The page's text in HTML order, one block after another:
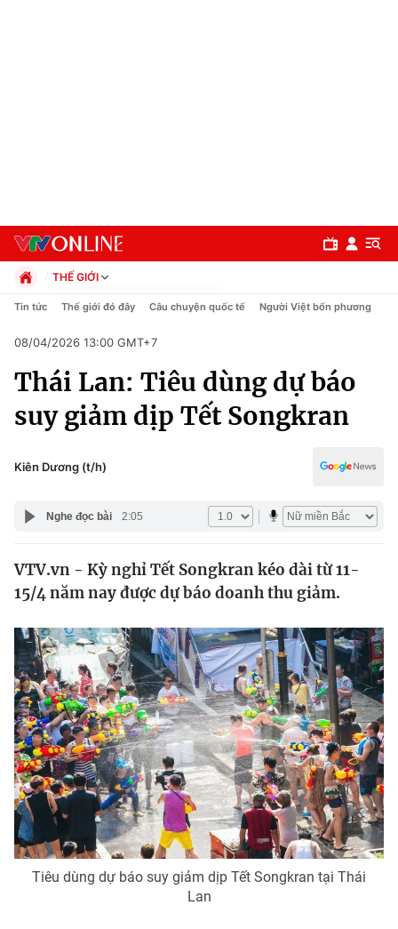
Chuyên mục
Chính trị
Pháp luật
Tin tức
Thế giới đó đây
Câu chuyện quốc tế
Kinh tế
Tài chính
Thị trường
Góc doanh nghiệp
Dữ liệu và đời sống
Truyền hình
Phim VTV
Hậu trường
Nhân vật
Giải trí
Điện ảnh
Đời sống
THẾ GIỚI
Chính trị
Pháp luật
Kinh tế
Thể thao
Truyền hình
Y tế
Công nghệ
Tin tức Thế giới đó đây Câu chuyện quốc tế Người Việt bốn phương
08/04/2026 13:00 GMT+7
Thái Lan: Tiêu dùng dự báo
suy giảm dịp Tết Songkran
Kiên Dương (t/h)
Nghe đọc bài 2:05
VTV.vn - Kỳ nghỉ Tết Songkran kéo dài từ 11-
15/4 năm nay được dự báo doanh thu giảm.
Tiêu dùng dự báo suy giảm dịp Tết Songkran tại Thái
Lan